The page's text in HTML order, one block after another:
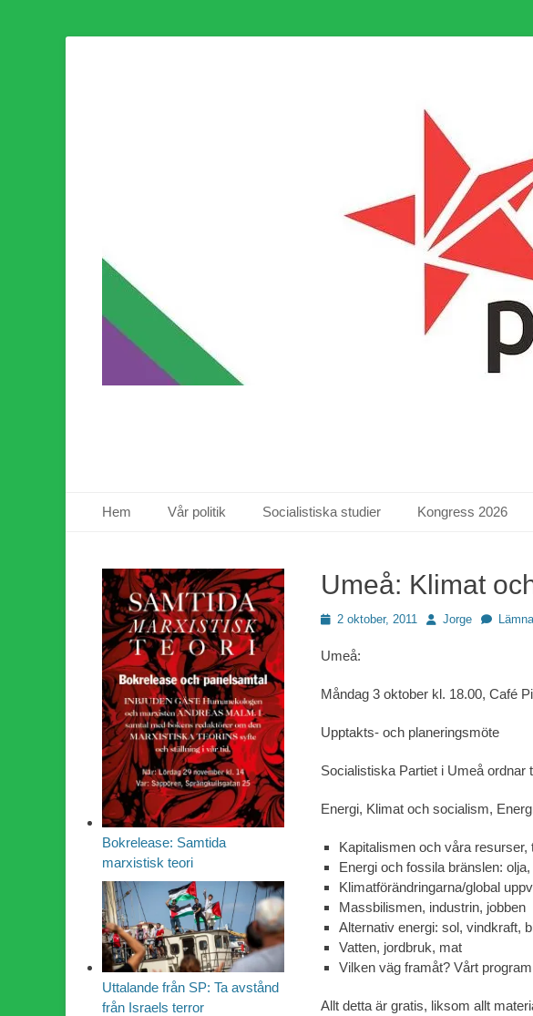
Primär meny
Hem Vår politik Socialistiska studier Kongress 2026
Umeå: Klimat
Publicerad
2 oktober, 2011 Författare
Jorge
Umeå:
Måndag 3 oktober kl. 18.00, Café
Upptakts- och planeringsmöte
Socialistiska Partiet i Umeå ordnar
Energi, Klimat och socialism,
Kapitalismen och våra resurser,
Energi och fossila bränslen:
Klimatförändringarna/global
Massbilismen, industrin, jobben
Alternativ energi: sol, vindkraft,
Vatten, jordbruk, mat
Vilken väg framåt? Vårt
Allt detta är gratis, liksom allt
Bokrelease: Samtida
marxistisk teori
Uttalande från SP: Ta avstånd
från Israels terror